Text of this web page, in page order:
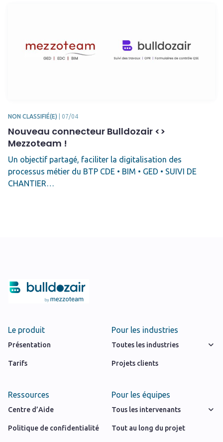
NON CLASSIFIÉ(E) 07/04
Nouveau connecteur Bulldozair <>
Mezzoteam !
Un objectif partagé, faciliter la digitalisation des
processus métier du BTP CDE • BIM • GED • SUIVI DE
CHANTIER…
Le produit
Présentation
Tarifs
Pour les industries
Toutes les industries
Projets clients
Ressources
Centre d’Aide
Politique de confidentialité
Pour les équipes
Tous les intervenants
Tout au long du projet